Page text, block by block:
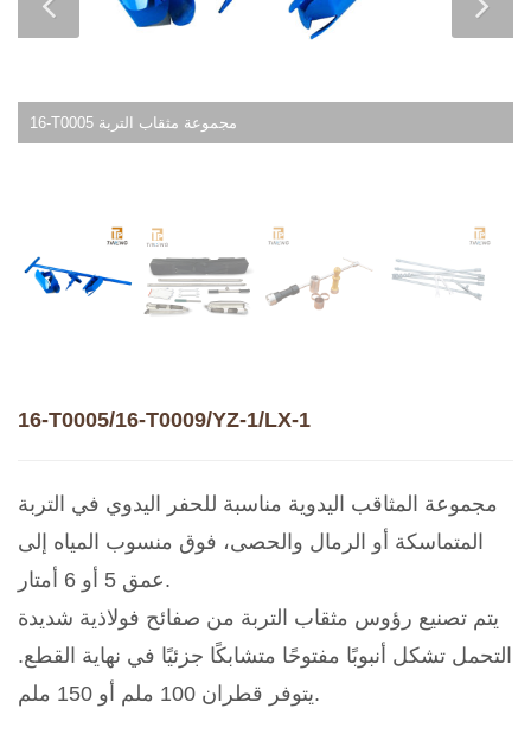
16-T0005 مجموعة مثقاب التربة
16-T0005/16-T0009/YZ-1/LX-1
مجموعة المثاقب اليدوية مناسبة للحفر اليدوي في التربة
المتماسكة أو الرمال والحصى، فوق منسوب المياه إلى
عمق 5 أو 6 أمتار.
يتم تصنيع رؤوس مثقاب التربة من صفائح فولاذية شديدة
التحمل تشكل أنبوبًا مفتوحًا متشابكًا جزئيًا في نهاية القطع.
يتوفر قطران 100 ملم أو 150 ملم.